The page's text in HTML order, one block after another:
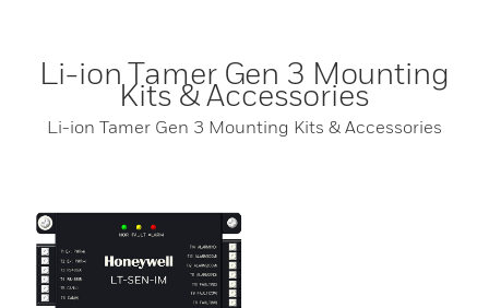
Li-ion Tamer Gen 3 Mounting
Kits & Accessories
Li-ion Tamer Gen 3 Mounting Kits & Accessories